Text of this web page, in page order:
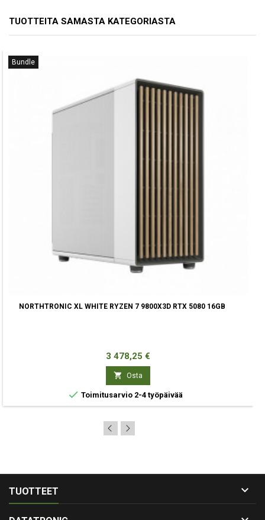
TUOTTEITA SAMASTA KATEGORIASTA
Bundle
NORTHTRONIC XL WHITE RYZEN 7 9800X3D RTX 5080 16GB
Hinta
3 478,25 €
 Osta
 Toimitusarvio 2-4 työpäivää
TUOTTEET 